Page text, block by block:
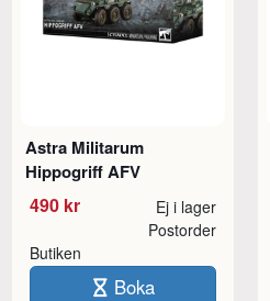
Astra Militarum
Hippogriff AFV
490 kr Ej i lager
Butiken
Postorder
Boka